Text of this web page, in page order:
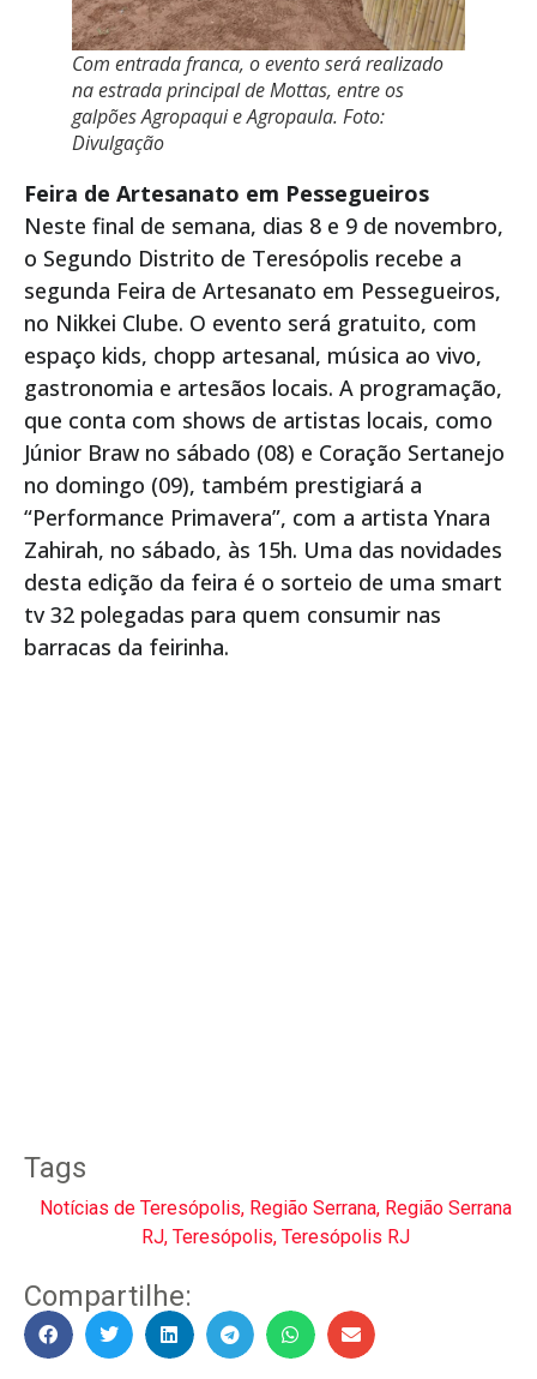
Com entrada franca, o evento será realizado
na estrada principal de Mottas, entre os
galpões Agropaqui e Agropaula. Foto:
Divulgação
Feira de Artesanato em Pessegueiros
Neste final de semana, dias 8 e 9 de novembro,
o Segundo Distrito de Teresópolis recebe a
segunda Feira de Artesanato em Pessegueiros,
no Nikkei Clube. O evento será gratuito, com
espaço kids, chopp artesanal, música ao vivo,
gastronomia e artesãos locais. A programação,
que conta com shows de artistas locais, como
Júnior Braw no sábado (08) e Coração Sertanejo
no domingo (09), também prestigiará a
“Performance Primavera”, com a artista Ynara
Zahirah, no sábado, às 15h. Uma das novidades
desta edição da feira é o sorteio de uma smart
tv 32 polegadas para quem consumir nas
barracas da feirinha.
Tags
Notícias de Teresópolis, Região Serrana, Região Serrana
RJ, Teresópolis, Teresópolis RJ
Compartilhe: